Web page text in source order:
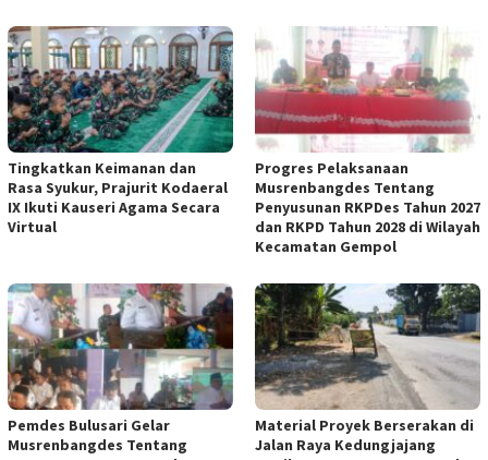
Tingkatkan Keimanan dan
Rasa Syukur, Prajurit Kodaeral
IX Ikuti Kauseri Agama Secara
Virtual
Progres Pelaksanaan
Musrenbangdes Tentang
Penyusunan RKPDes Tahun 2027
dan RKPD Tahun 2028 di Wilayah
Kecamatan Gempol
Pemdes Bulusari Gelar
Musrenbangdes Tentang
Material Proyek Berserakan di
Jalan Raya Kedungjajang